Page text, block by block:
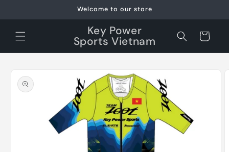
Welcome to our store
Key Power
Sports Vietnam Cart
product
information